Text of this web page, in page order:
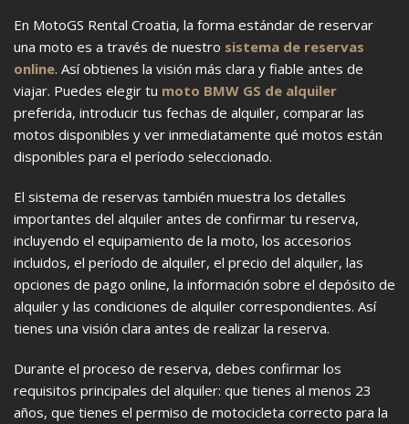
En MotoGS Rental Croatia, la forma estándar de reservar
una moto es a través de nuestro sistema de reservas
online. Así obtienes la visión más clara y fiable antes de
viajar. Puedes elegir tu moto BMW GS de alquiler
preferida, introducir tus fechas de alquiler, comparar las
motos disponibles y ver inmediatamente qué motos están
disponibles para el período seleccionado.
El sistema de reservas también muestra los detalles
importantes del alquiler antes de confirmar tu reserva,
incluyendo el equipamiento de la moto, los accesorios
incluidos, el período de alquiler, el precio del alquiler, las
opciones de pago online, la información sobre el depósito de
alquiler y las condiciones de alquiler correspondientes. Así
tienes una visión clara antes de realizar la reserva.
Durante el proceso de reserva, debes confirmar los
requisitos principales del alquiler: que tienes al menos 23
años, que tienes el permiso de motocicleta correcto para la